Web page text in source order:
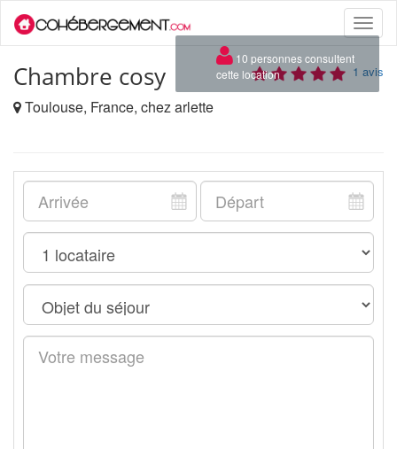
Toggle
Chambre cosy
Toulouse, France, chez arlette
1 avis
×
10 personnes consultent
cette location